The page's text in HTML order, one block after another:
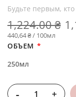
Будьте первым, кто
1,224.00 ₴
440,64 ₴ / 100мл
ОБЪЕМ
250мл
- +